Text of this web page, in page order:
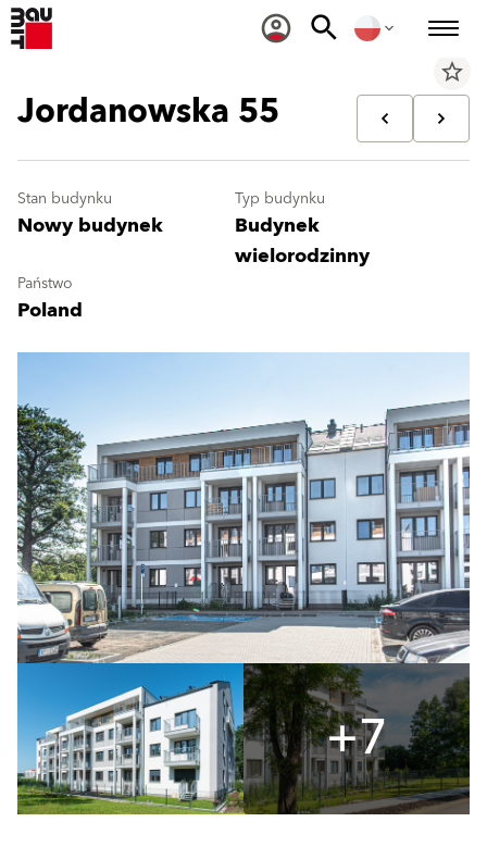
star_border
Jordanowska 55
Stan budynku
Nowy budynek
Typ budynku
Budynek
wielorodzinny
Państwo
Poland
+7